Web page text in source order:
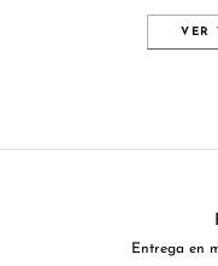
VER
Entrega en